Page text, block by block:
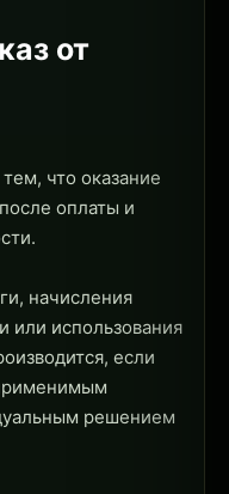
от
что оказание
оплаты и
начисления
или использования
если
решением